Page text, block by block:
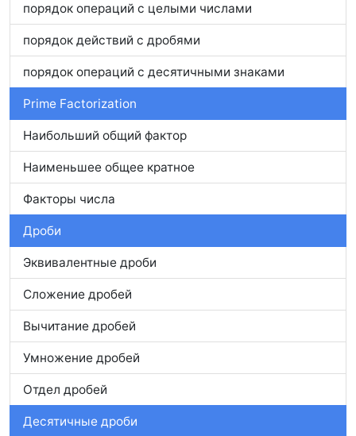
порядок операций с целыми числами
порядок действий с дробями
порядок операций с десятичными знаками
Prime Factorization
Наибольший общий фактор
Наименьшее общее кратное
Факторы числа
Дроби
Эквивалентные дроби
Сложение дробей
Вычитание дробей
Умножение дробей
Отдел дробей
Десятичные дроби